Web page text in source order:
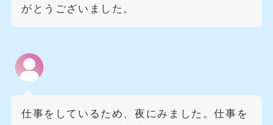
がとうございました。
仕事をしているため、夜にみました。仕事を